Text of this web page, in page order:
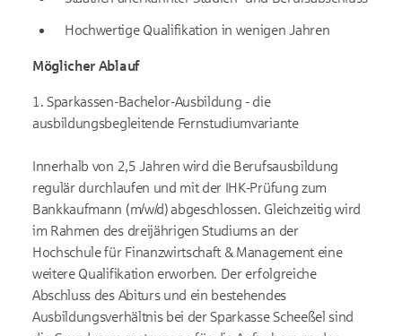
Hochwertige Qualifikation in wenigen Jahren
Möglicher Ablauf
1. Sparkassen-Bachelor-Ausbildung - die
ausbildungsbegleitende Fernstudiumvariante
Innerhalb von 2,5 Jahren wird die Berufsausbildung
regulär durchlaufen und mit der IHK-Prüfung zum
Bankkaufmann (m/w/d) abgeschlossen. Gleichzeitig wird
im Rahmen des dreijährigen Studiums an der
Hochschule für Finanzwirtschaft & Management eine
weitere Qualifikation erworben. Der erfolgreiche
Abschluss des Abiturs und ein bestehendes
Ausbildungsverhältnis bei der Sparkasse Scheeßel sind